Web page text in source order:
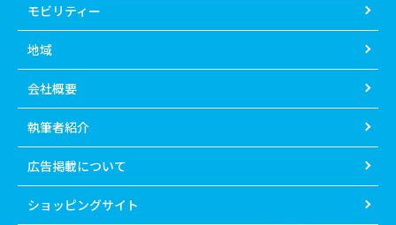
モビリティー
地域
会社概要
執筆者紹介
広告掲載について
ショッピングサイト